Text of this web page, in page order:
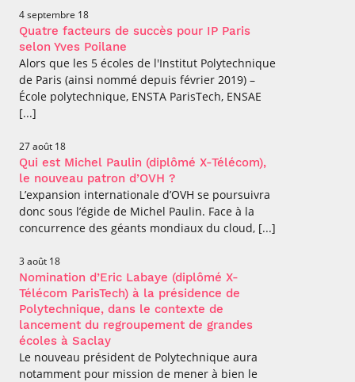
4 septembre 18
Quatre facteurs de succès pour IP Paris
selon Yves Poilane
Alors que les 5 écoles de l'Institut Polytechnique
de Paris (ainsi nommé depuis février 2019) –
École polytechnique, ENSTA ParisTech, ENSAE
[...]
27 août 18
Qui est Michel Paulin (diplômé X-Télécom),
le nouveau patron d’OVH ?
L’expansion internationale d’OVH se poursuivra
donc sous l’égide de Michel Paulin. Face à la
concurrence des géants mondiaux du cloud, [...]
3 août 18
Nomination d’Eric Labaye (diplômé X-
Télécom ParisTech) à la présidence de
Polytechnique, dans le contexte de
lancement du regroupement de grandes
écoles à Saclay
Le nouveau président de Polytechnique aura
notamment pour mission de mener à bien le